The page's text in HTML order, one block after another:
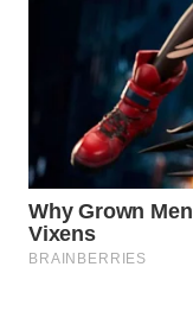
METRO
JAKARTA
NEWS
KRT